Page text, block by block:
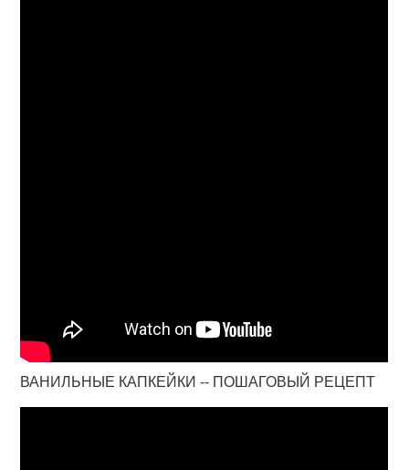
ВАНИЛЬНЫЕ КАПКЕЙКИ -- ПОШАГОВЫЙ РЕЦЕПТ